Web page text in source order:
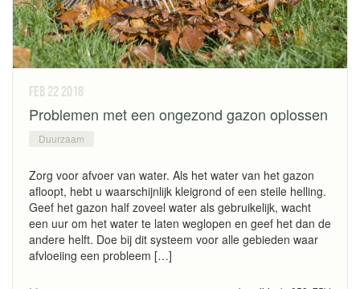
feb 22 2018
Problemen met een ongezond gazon oplossen
Duurzaam
Zorg voor afvoer van water. Als het water van het gazon
afloopt, hebt u waarschijnlijk kleigrond of een steile helling.
Geef het gazon half zoveel water als gebruikelijk, wacht
een uur om het water te laten weglopen en geef het dan de
andere helft. Doe bij dit systeem voor alle gebieden waar
afvloeiing een probleem […]